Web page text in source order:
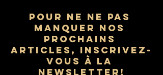
Pour ne ne pas
manquer nos
prochains
articles, inscrivez-
vous à la
newsletter!